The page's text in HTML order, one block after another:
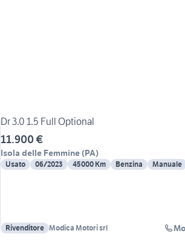
Dr 3.0 1.5 Full Optional
11.900 €
Isola delle Femmine (PA)
Usato 06/2023 45000 Km Benzina Manuale
Rivenditore Modica Motori srl